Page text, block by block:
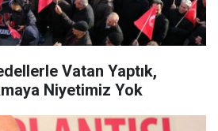
Vatan Yaptık,
Niyetimiz Yok